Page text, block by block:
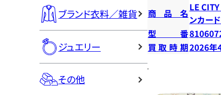
ブランド衣料／雑貨
ジュエリー
その他
商品名
LE
ンカー
型番
買取時期2026年